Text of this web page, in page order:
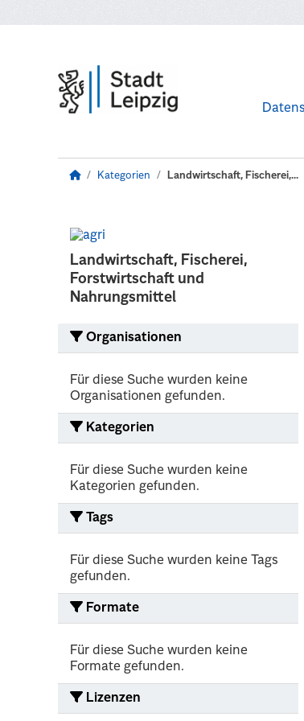
Kategorien Landwirtschaft, Fischerei,...
Landwirtschaft, Fischerei,
Forstwirtschaft und
Nahrungsmittel
Organisationen
Für diese Suche wurden keine
Organisationen gefunden.
Kategorien
Für diese Suche wurden keine
Kategorien gefunden.
Tags
Für diese Suche wurden keine Tags
gefunden.
Formate
Für diese Suche wurden keine
Formate gefunden.
Lizenzen